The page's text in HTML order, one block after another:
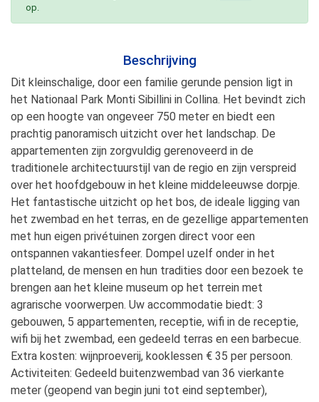
op.
Beschrijving
Dit kleinschalige, door een familie gerunde pension ligt in
het Nationaal Park Monti Sibillini in Collina. Het bevindt zich
op een hoogte van ongeveer 750 meter en biedt een
prachtig panoramisch uitzicht over het landschap. De
appartementen zijn zorgvuldig gerenoveerd in de
traditionele architectuurstijl van de regio en zijn verspreid
over het hoofdgebouw in het kleine middeleeuwse dorpje.
Het fantastische uitzicht op het bos, de ideale ligging van
het zwembad en het terras, en de gezellige appartementen
met hun eigen privétuinen zorgen direct voor een
ontspannen vakantiesfeer. Dompel uzelf onder in het
platteland, de mensen en hun tradities door een bezoek te
brengen aan het kleine museum op het terrein met
agrarische voorwerpen. Uw accommodatie biedt: 3
gebouwen, 5 appartementen, receptie, wifi in de receptie,
wifi bij het zwembad, een gedeeld terras en een barbecue.
Extra kosten: wijnproeverij, kooklessen € 35 per persoon.
Activiteiten: Gedeeld buitenzwembad van 36 vierkante
meter (geopend van begin juni tot eind september),